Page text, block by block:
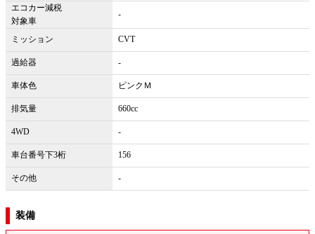
エコカー減税
対象車
-
ミッション CVT
過給器 -
車体色 ピンクＭ
排気量 660cc
4WD -
車台番号下3桁 156
その他 -
装備